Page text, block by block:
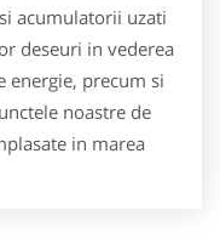
acumulatorii uzati
deseuri in vederea
energie, precum si
noastre de
in marea